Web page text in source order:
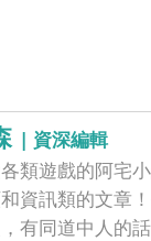
| 資深編輯
類遊戲的阿宅
資訊類的文章
有同道中人的